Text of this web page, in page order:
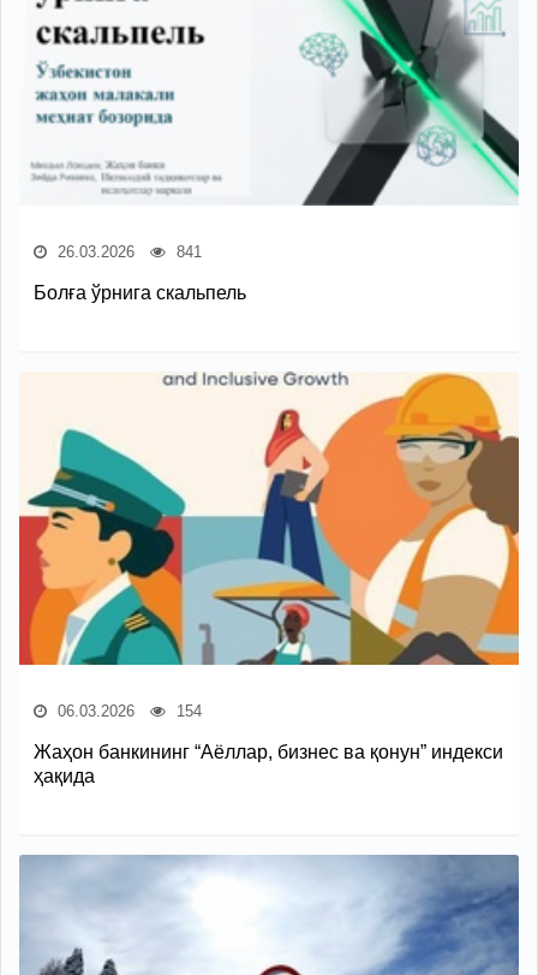
26.03.2026 841
Болға ўрнига скальпель
06.03.2026 154
Жаҳон банкининг “Аёллар, бизнес ва қонун” индекси
ҳақида